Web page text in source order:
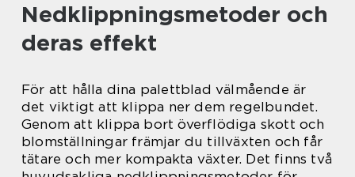
Nedklippningsmetoder och
deras effekt
För att hålla dina palettblad välmående är
det viktigt att klippa ner dem regelbundet.
Genom att klippa bort överflödiga skott och
blomställningar främjar du tillväxten och får
tätare och mer kompakta växter. Det finns två